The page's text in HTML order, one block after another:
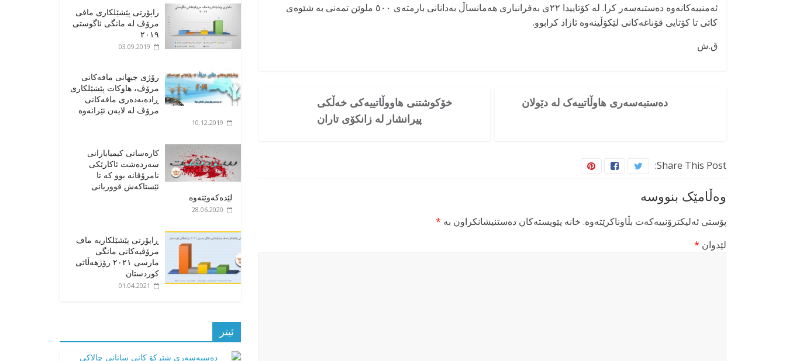
ئەمنییەکانەوە دەستبەسەر کرا. لە کۆتاییدا ٢٢ی بەفرانباری هەمانساڵ بەدانانی بارمتەی ٥٠٠ ملوێن تمەنی بە شێوەی
کاتی تا کۆتایی قۆناغەکانی لێکۆڵینەوە ئازاد کرابوو.
ق.ش
دەستبەسەری هاوڵاتییەک لە دێولان
خۆکوشتنی هاووڵاتییەکی خەڵکی
پیرانشار لە زانکۆی تاران
Share This Post:
وەڵامێک بنووسە
پۆستی ئەلیکترۆنییەکەت بڵاوناکرێتەوە. خانە پێویستەکان دەستنیشانکراون بە *
لێدوان *
راپۆرتی پێشێلكاری مافی
مرۆڤ له‌ مانگی ئاگوستی
٢٠١٩
03.09.2019
رۆژی جیهانی مافەکانی
مرۆڤ، هاوکات پێشێلکاری
ڕادەبەدەری مافەکانی
مرۆڤ لە لایەن ئێرانەوە
10.12.2019
کارەساتی کیمیابارانی
سەردەشت ئاکارێکی
نامرۆڤانە بوو کە تا
ئێستاکەش قووربانی
لێدەکەوێتەوە
28.06.2020
ڕاپۆرتی پێشێلکاریە ماف
مرۆڤیەکانی مانگی
مارسی ٢٠٢١ رۆژهەڵاتی
کوردستان
01.04.2021
ئیتر